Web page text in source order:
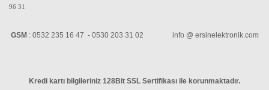
96 31
GSM : 0532 235 16 47 - 0530 203 31 02 info @ ersinelektronik.com
Kredi kartı bilgileriniz 128Bit SSL Sertifikası ile korunmaktadır.